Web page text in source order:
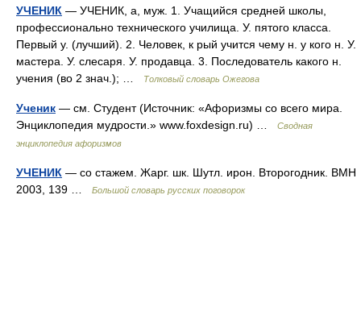
УЧЕНИК — УЧЕНИК, а, муж. 1. Учащийся средней школы,
профессионально технического училища. У. пятого класса.
Первый у. (лучший). 2. Человек, к рый учится чему н. у кого н. У.
мастера. У. слесаря. У. продавца. 3. Последователь какого н.
учения (во 2 знач.); …
Толковый словарь Ожегова
Ученик — см. Студент (Источник: «Афоризмы со всего мира.
Энциклопедия мудрости.» www.foxdesign.ru) …
Сводная
энциклопедия афоризмов
УЧЕНИК — со стажем. Жарг. шк. Шутл. ирон. Второгодник. ВМН
2003, 139 …
Большой словарь русских поговорок